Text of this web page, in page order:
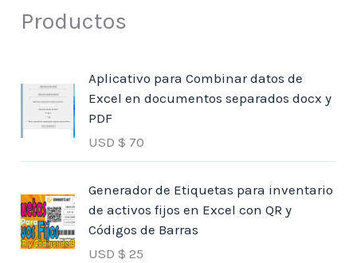
Productos
Aplicativo para Combinar datos de
Excel en documentos separados docx y
PDF
USD $ 70
Generador de Etiquetas para inventario
de activos fijos en Excel con QR y
Códigos de Barras
USD $ 25